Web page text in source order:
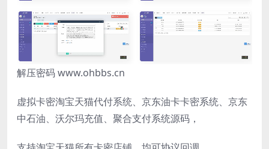
解压密码 www.ohbbs.cn
虚拟卡密淘宝天猫代付系统、京东油卡卡密系统、京东
中石油、沃尔玛充值、聚合支付系统源码，